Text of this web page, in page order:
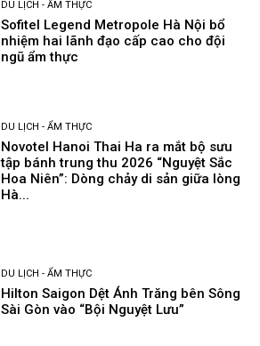
DU LỊCH - ẨM THỰC
Sofitel Legend Metropole Hà Nội bổ
nhiệm hai lãnh đạo cấp cao cho đội
ngũ ẩm thực
DU LỊCH - ẨM THỰC
Novotel Hanoi Thai Ha ra mắt bộ sưu
tập bánh trung thu 2026 “Nguyệt Sắc
Hoa Niên”: Dòng chảy di sản giữa lòng
Hà...
DU LỊCH - ẨM THỰC
Hilton Saigon Dệt Ánh Trăng bên Sông
Sài Gòn vào “Bội Nguyệt Lưu”